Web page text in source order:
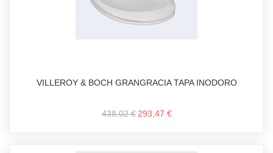
VILLEROY & BOCH GRANGRACIA TAPA INODORO
438,02 € 293,47 €